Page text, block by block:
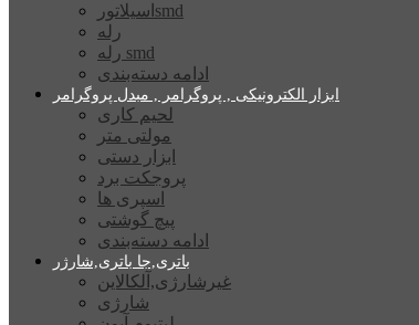
اسیلاتورsmd
رله
رله smd
ادامه دسته‌بندی
ابزار الکترونیکی , پروگرامر , مبدل پروگرامر
لحیم کاری
مولتی متر
ابزار دستی
پروجکت برد
اسپری ها
پیچ گوشتی
ادامه دسته‌بندی
باتری,جا باتری,شارژر
غیرشارژی,آلکالاین
شارژی